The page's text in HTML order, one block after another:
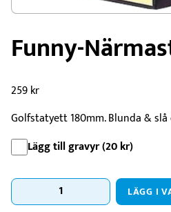
Funny-
259kr
Golfstatyett 180mm. Blunda &
Lägg till gravyr (20kr)
Funny-
Närmast
LÄGG I